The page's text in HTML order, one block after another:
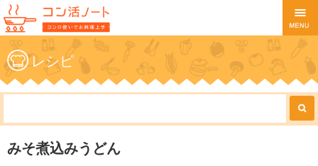
レシピ
みそ煮込みうどん